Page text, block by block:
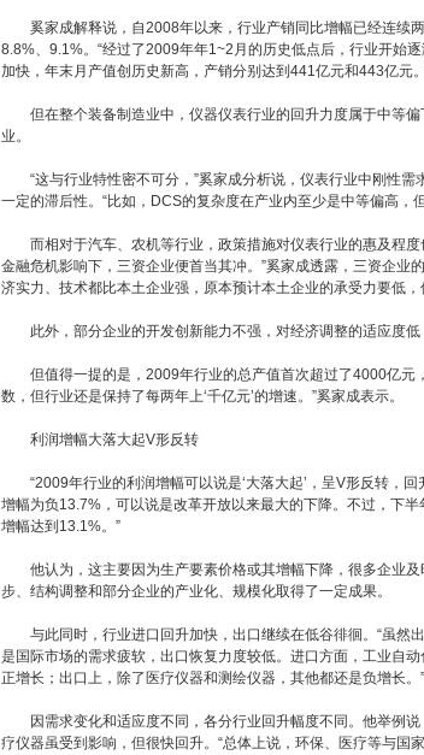
奚家成解释说，自2008年以来，行业产销同比增幅已经连续
8.8%、9.1%。“经过了2009年年1~2月的历史低点后，行业开始
加快，年末月产值创历史新高，产销分别达到441亿元和443亿元
但在整个装备制造业中，仪器仪表行业的回升力度属于中等偏
业。
“这与行业特性密不可分，”奚家成分析说，仪表行业中刚性需
一定的滞后性。“比如，DCS的复杂度在产业内至少是中等偏高，
而相对于汽车、农机等行业，政策措施对仪表行业的惠及程度
金融危机影响下，三资企业便首当其冲。”奚家成透露，三资企业
济实力、技术都比本土企业强，原本预计本土企业的承受力要低
此外，部分企业的开发创新能力不强，对经济调整的适应度低
但值得一提的是，2009年行业的总产值首次超过了4000亿元
数，但行业还是保持了每两年上‘千亿元’的增速。”奚家成表示。
利润增幅大落大起V形反转
“2009年行业的利润增幅可以说是‘大落大起’，呈V形反转，回
增幅为负13.7%，可以说是改革开放以来最大的下降。不过，下
增幅达到13.1%。”
他认为，这主要因为生产要素价格或其增幅下降，很多企业及
步、结构调整和部分企业的产业化、规模化取得了一定成果。
与此同时，行业进口回升加快，出口继续在低谷徘徊。“虽然
是国际市场的需求疲软，出口恢复力度较低。进口方面，工业自
正增长；出口上，除了医疗仪器和测绘仪器，其他都还是负增长。”
因需求变化和适应度不同，各分行业回升幅度不同。他举例说
疗仪器虽受到影响，但很快回升。“总体上说，环保、医疗等与国